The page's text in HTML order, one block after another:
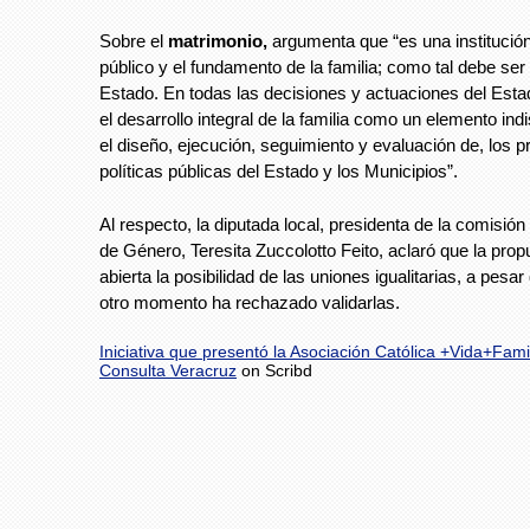
Sobre el matrimonio, argumenta que “es una
público y el fundamento de la familia; como tal debe
Estado. En todas las decisiones y actuaciones del
el desarrollo integral de la familia como un elemento
el diseño, ejecución, seguimiento y evaluación de, los
políticas públicas del Estado y los Municipios”.
Al respecto, la diputada local, presidenta de la comisión
de Género, Teresita Zuccolotto Feito, aclaró que la
abierta la posibilidad de las uniones igualitarias, a pesar
otro momento ha rechazado validarlas.
Iniciativa que presentó la Asociación Católica
Consulta Veracruz on Scribd